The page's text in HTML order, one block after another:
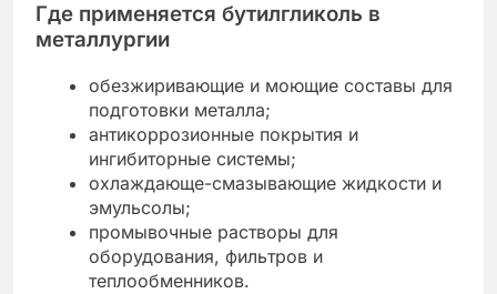
Где применяется бутилгликоль в
металлургии
обезжиривающие и моющие составы для
подготовки металла;
антикоррозионные покрытия и
ингибиторные системы;
охлаждающе-смазывающие жидкости и
эмульсолы;
промывочные растворы для
оборудования, фильтров и
теплообменников.